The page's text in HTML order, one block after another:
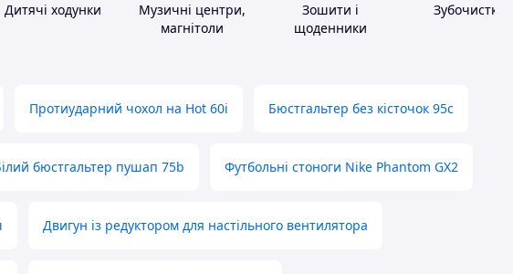
Дитячі ходунки
Музичні центри,
магнітоли
Зошити і
щоденники
Зубочистки
Протиударний чохол на Hot 60i Бюстгальтер без кісточок 95с
бюстгальтер пушап 75b Футбольні стоноги Nike Phantom GX2
Двигун із редуктором для настільного вентилятора